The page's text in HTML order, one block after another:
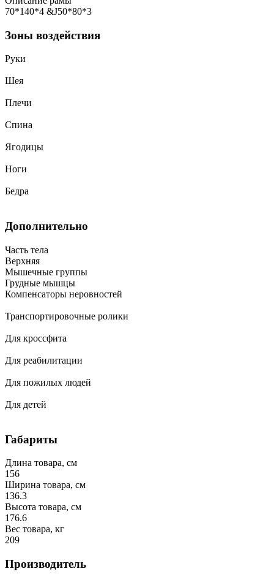
70*140*4 &J50*80*3
Зоны воздействия
Руки
Шея
Плечи
Спина
Ягодицы
Ноги
Бедра
Дополнительно
Часть тела
Верхняя
Мышечные группы
Грудные мышцы
Компенсаторы неровностей
Транспортировочные ролики
Для кроссфита
Для реабилитации
Для пожилых людей
Для детей
Габариты
Длина товара, см
156
Ширина товара, см
136.3
Высота товара, см
176.6
Вес товара, кг
209
Производитель